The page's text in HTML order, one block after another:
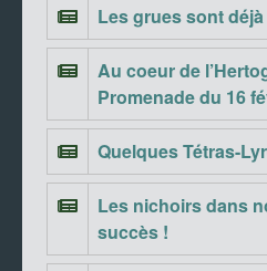
Les grues sont
Au coeur de
Promenade du 16
Quelques Tétras-
Les nichoirs dans
succès !